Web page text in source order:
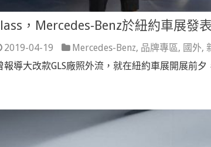
，Mercedes-Benz於紐約車展發
2019-04-19 Mercedes-Benz, 品牌專區, 國外,
報導大改款GLS廠照外流，就在紐約車展開展前